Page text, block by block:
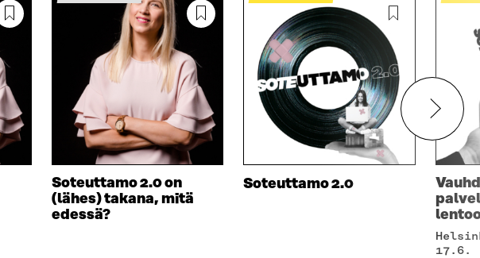
Soteuttamo 2.0 on
(lähes) takana, mitä
edessä?
Soteuttamo 2.0
Helsinki, maanantai,
17.6.